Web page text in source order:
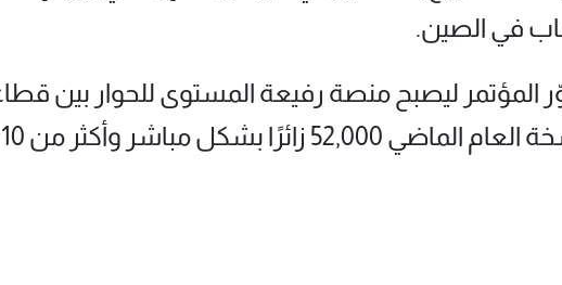
في الصين.
عام 2020، تطوّر المؤتمر ليصبح منصة رفيعة المستوى للحوار
من 10 ملايين متابع عبر الإنترنت.